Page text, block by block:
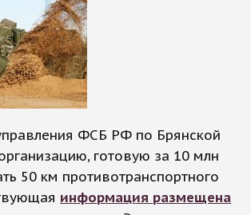
ФСБ РФ по Брянской
готовую за 10 млн
50 км противотранспортного
информация размещена